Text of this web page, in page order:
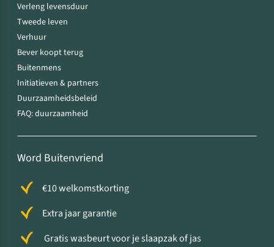
Verleng levensduur
Tweede leven
Verhuur
Bever koopt terug
Buitenmens
Initiatieven & partners
Duurzaamheidsbeleid
FAQ: duurzaamheid
Word Buitenvriend
€10 welkomstkorting
Extra jaar garantie
Gratis wasbeurt voor je slaapzak of jas